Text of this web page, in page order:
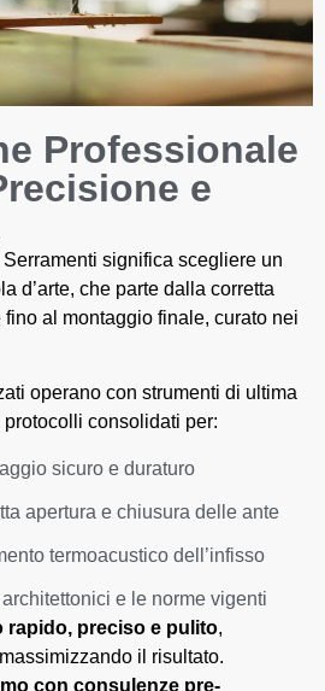
Professionale
e
significa scegliere un
d’arte, che parte dalla corretta
al montaggio finale, curato nei
operano con strumenti di ultima
consolidati per:
sicuro e duraturo
apertura e chiusura delle ante
termoacustico dell’infisso
e le norme vigenti
rapido, preciso e pulito,
il risultato.
con consulenze pre-